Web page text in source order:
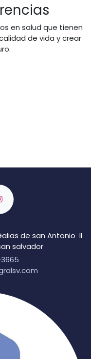
en salud que tienen
de vida y crear
de san Antonio II
salvador